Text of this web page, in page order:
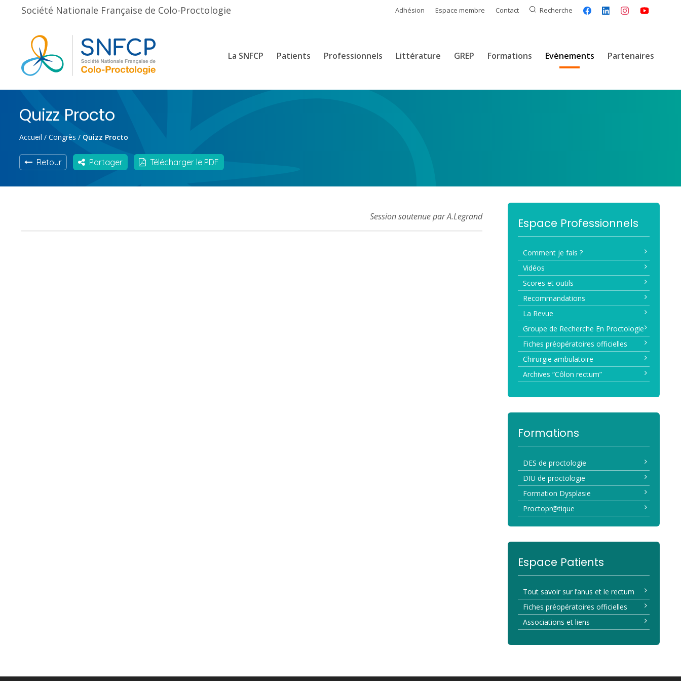
Société Nationale Française de Colo-Proctologie Adhésion Espace membre Contact Recherche
La SNFCP Patients Professionnels Littérature GREP Formations Evènements Partenaires
Quizz Procto
Accueil / Congrès / Quizz Procto
Retour Partager Télécharger le PDF
Session soutenue par A.Legrand Espace Professionnels
Comment je fais ?
Vidéos
Scores et outils
Recommandations
La Revue
Groupe de Recherche En Proctologie
Fiches préopératoires officielles
Chirurgie ambulatoire
Archives “Côlon rectum”
Formations
DES de proctologie
DIU de proctologie
Formation Dysplasie
Proctopr@tique
Espace Patients
Tout savoir sur l’anus et le rectum
Fiches préopératoires officielles
Associations et liens